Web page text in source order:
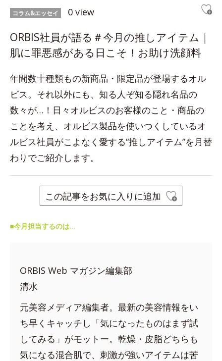
コラム&エッセイ 0 view
ORBIS社員が語る＃今月の推しアイテム｜
肌に罪悪感がある日こそ！お助け洗顔料
年間数十種類もの新商品・限定品が登場するオル
ビス。それ以外にも、知る人ぞ知る隠れ名品の
数々が…！日々オルビスのお客様のこと・商品の
ことを考え、オルビス製品を使いつくしているオ
ルビス社員がこよなく愛する“推しアイテム”を月替
わりでご紹介します。
この記事をお気に入りに追加
■今月担当するのは…
ORBIS Web マガジン編集部
清水
元美容メディア編集者。最新の美容情報をい
ち早くキャッチし「気になったものはまず試
してみる」がモットー。乾燥・皮脂どちらも
気になる混合肌で、刺激が強いアイテムは苦